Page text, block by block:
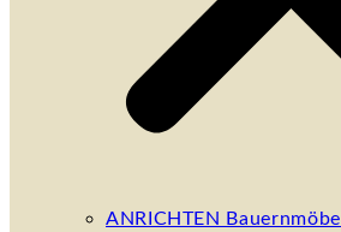
ANRICHTEN Bauernmöbel